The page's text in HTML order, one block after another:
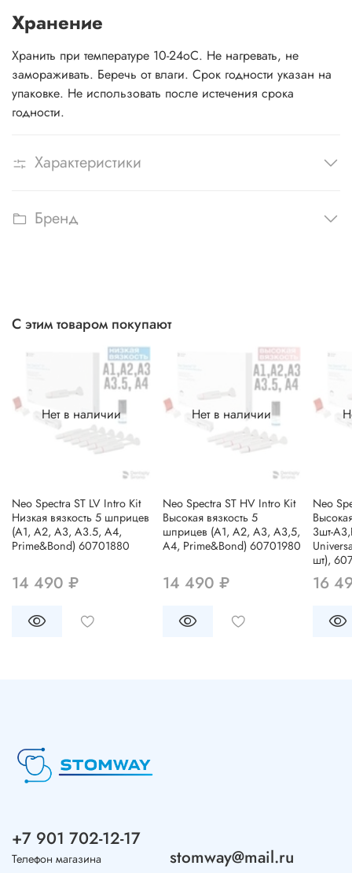
Хранение
Хранить при температуре 10-24оС. Не нагревать, не
замораживать. Беречь от влаги. Срок годности указан на
упаковке. Не использовать после истечения срока
годности.
Характеристики
Бренд
С этим товаром покупают
Нет в наличии
Neo Spectra ST LV Intro Kit
Низкая вязкость 5 шприцев
(А1, А2, А3, А3.5, А4,
Prime&Bond) 60701880
14 490 ₽
Нет в наличии
Neo Spectra ST HV Intro Kit
Высокая вязкость 5
шприцев (А1, А2, А3, А3,5,
А4, Prime&Bond) 60701980
14 490 ₽
Neo
3шт-
шт),
16
+7 901 702-12-17
Телефон магазина stomway@mail.ru